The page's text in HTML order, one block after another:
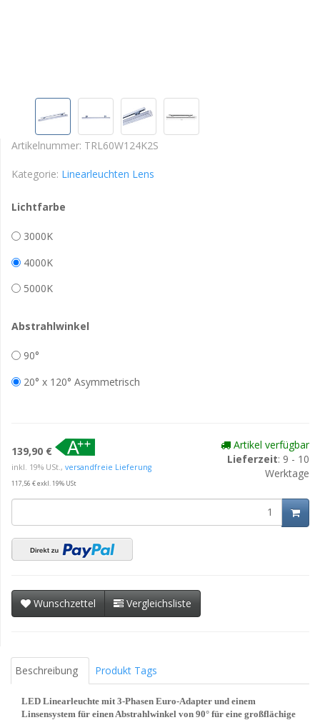
Artikelnummer: TRL60W124K2S
Kategorie: Linearleuchten Lens
Lichtfarbe
3000K
4000K
5000K
Abstrahlwinkel
90°
20° x 120° Asymmetrisch
139,90 €
inkl. 19% USt., versandfreie Lieferung
117,56 € exkl. 19% USt
Artikel verfügbar
Lieferzeit: 9 - 10
Werktage
Wunschzettel Vergleichsliste
Beschreibung Produkt Tags
LED Linearleuchte mit 3-Phasen Euro-Adapter und einem
Linsensystem für einen Abstrahlwinkel von 90° für eine großflächige